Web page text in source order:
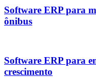
Software ERP para
ônibus
Software ERP para
crescimento